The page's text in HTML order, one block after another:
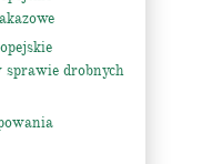
sprawie drobnych